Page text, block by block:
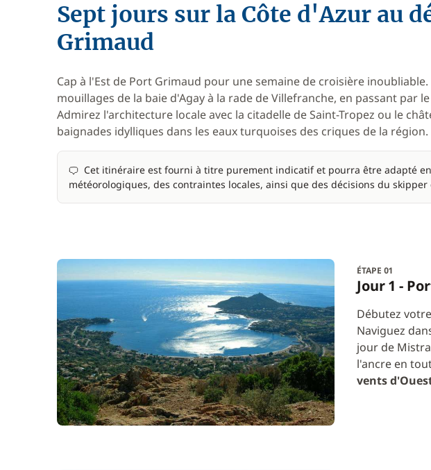
Sept jours sur la Côte d'Azur au
Grimaud
Cap à l'Est de Port Grimaud pour une semaine de croisière
mouillages de la baie d'Agay à la rade de Villefranche, en passant par
Admirez l'architecture locale avec la citadelle de Saint-Tropez ou le
baignades idylliques dans les eaux turquoises des criques de la région.
Cet itinéraire est fourni à titre purement indicatif et pourra être adapté
météorologiques, des contraintes locales, ainsi que des décisions du skipper
ÉTAPE 01
Jour 1 -
Débutez
Naviguez
jour de
l'ancre en
vents